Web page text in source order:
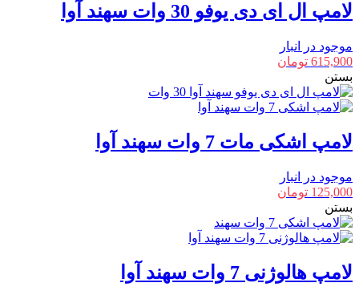
لامپ ال ای دی یوفو 30 وات سهند آوا
موجود در انبار
615,900 تومان
بستن
لامپ اشکی مات 7 وات سهند آوا
موجود در انبار
125,000 تومان
بستن
لامپ هالوژنی 7 وات سهند آوا